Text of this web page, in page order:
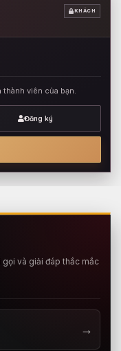
KHÁCH
thành viên của bạn.
Đăng ký
gọi và giải đáp thắc mắc
→